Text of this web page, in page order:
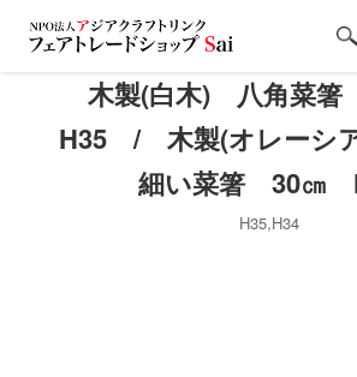
木製(白木) 八角菜
H35 / 木製(オレーシ
細い菜箸 30㎝
H35,H34